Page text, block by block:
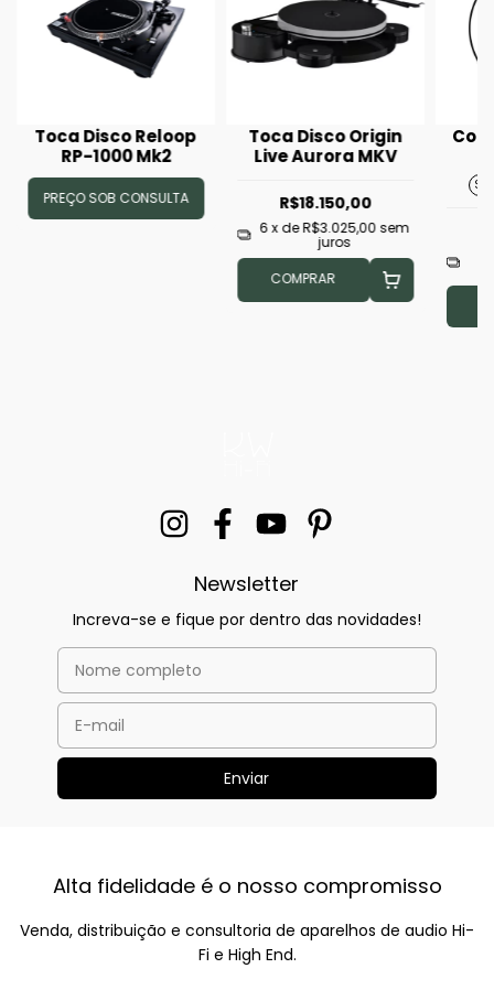
Toca Disco Reloop
RP-1000 Mk2
PREÇO SOB CONSULTA
Toca Disco Origin
Live Aurora MKV
R$18.150,00
6x deR$3.025,00 sem
juros
COMPRAR
Newsletter
Increva-se e fique por dentro das novidades!
Alta fidelidade é o nosso compromisso
Venda, distribuição e consultoria de aparelhos de audio Hi-
Fi e High End.